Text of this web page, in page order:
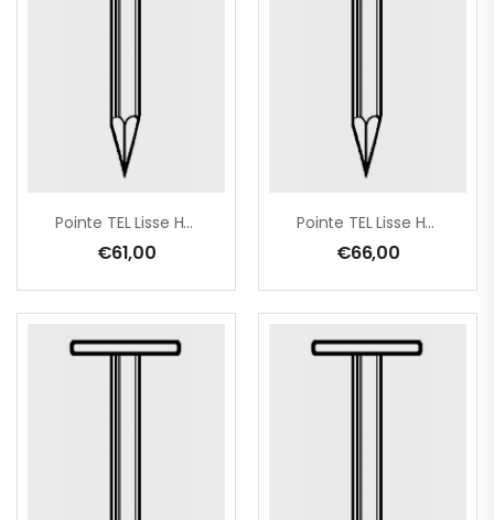
Pointe TEL Lisse HDG 2,2×35 – 5 Kg
€61,00
Pointe TEL Lisse HDG 2,2×35 En Seau De 5 Kg
€66,00